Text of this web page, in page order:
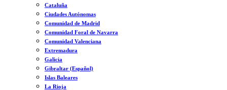
Cataluña
Ciudades Autónomas
Comunidad de Madrid
Comunidad Foral de Navarra
Comunidad Valenciana
Extremadura
Galicia
Gibraltar (Español)
Islas Baleares
La Rioja